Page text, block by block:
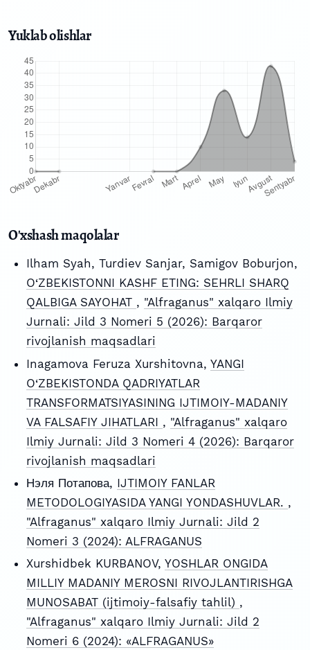
Yuklab olishlar
O'xshash maqolalar
Ilham Syah, Turdiev Sanjar, Samigov Boburjon,
O‘ZBEKISTONNI KASHF ETING: SEHRLI SHARQ
QALBIGA SAYOHAT , "Alfraganus" xalqaro Ilmiy
Jurnali: Jild 3 Nomeri 5 (2026): Barqaror
rivojlanish maqsadlari
Inagamova Feruza Xurshitovna, YANGI
O‘ZBEKISTONDA QADRIYATLAR
TRANSFORMATSIYASINING IJTIMOIY-MADANIY
VA FALSAFIY JIHATLARI , "Alfraganus" xalqaro
Ilmiy Jurnali: Jild 3 Nomeri 4 (2026): Barqaror
rivojlanish maqsadlari
Нэля Потапова, IJTIMOIY FANLAR
METODOLOGIYASIDA YANGI YONDASHUVLAR. ,
"Alfraganus" xalqaro Ilmiy Jurnali: Jild 2
Nomeri 3 (2024): ALFRAGANUS
Xurshidbek KURBANOV, YOSHLAR ONGIDA
MILLIY MADANIY MEROSNI RIVOJLANTIRISHGA
MUNOSABAT (ijtimoiy-falsafiy tahlil) ,
"Alfraganus" xalqaro Ilmiy Jurnali: Jild 2
Nomeri 6 (2024): «ALFRAGANUS»